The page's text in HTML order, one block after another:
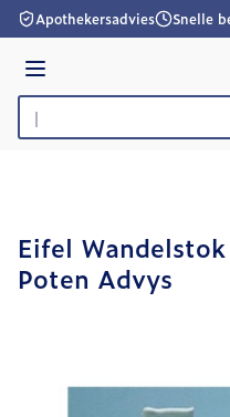
Ga naar de inhoud
Apothekersadvies Snelle
Menu
Product, merk,
Eifel
Poten Advys